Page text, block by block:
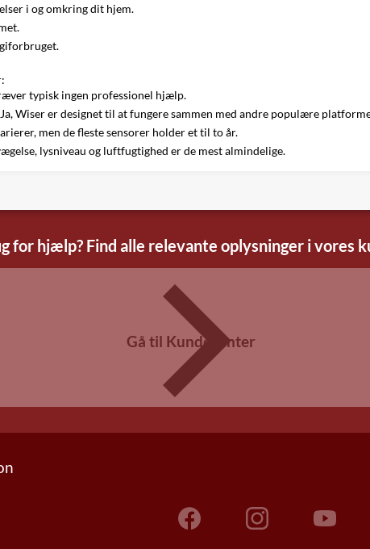
i og omkring dit hjem.
typisk ingen professionel hjælp.
Ja, Wiser er designet til at fungere sammen med andre populære
men de fleste sensorer holder et til to år.
lysniveau og luftfugtighed er de mest almindelige.
for hjælp? Find alle relevante oplysninger i vores
Gå til Kundecenter